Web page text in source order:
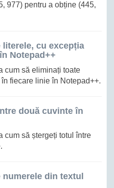
977) pentru a obține (445,
cu excepția
Notepad++
cum să eliminați toate
fiecare linie în Notepad++.
două cuvinte în
cum să ștergeți totul între
din textul